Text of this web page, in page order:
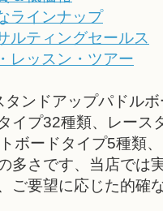
ラインナップ
ルティングセールス
レッスン・ツアー
ンドアップパドル
イプ32種類、レース
ボードタイプ5種類
多さです、当店では
ご要望に応じた的確